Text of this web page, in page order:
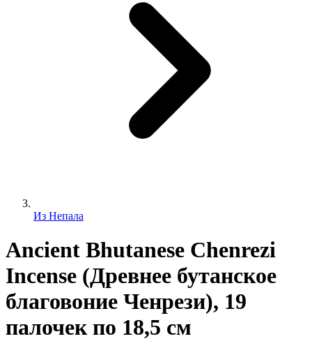
Из Непала
Ancient Bhutanese Chenrezi
Incense (Древнее бутанское
благовоние Ченрези), 19
палочек по 18,5 см